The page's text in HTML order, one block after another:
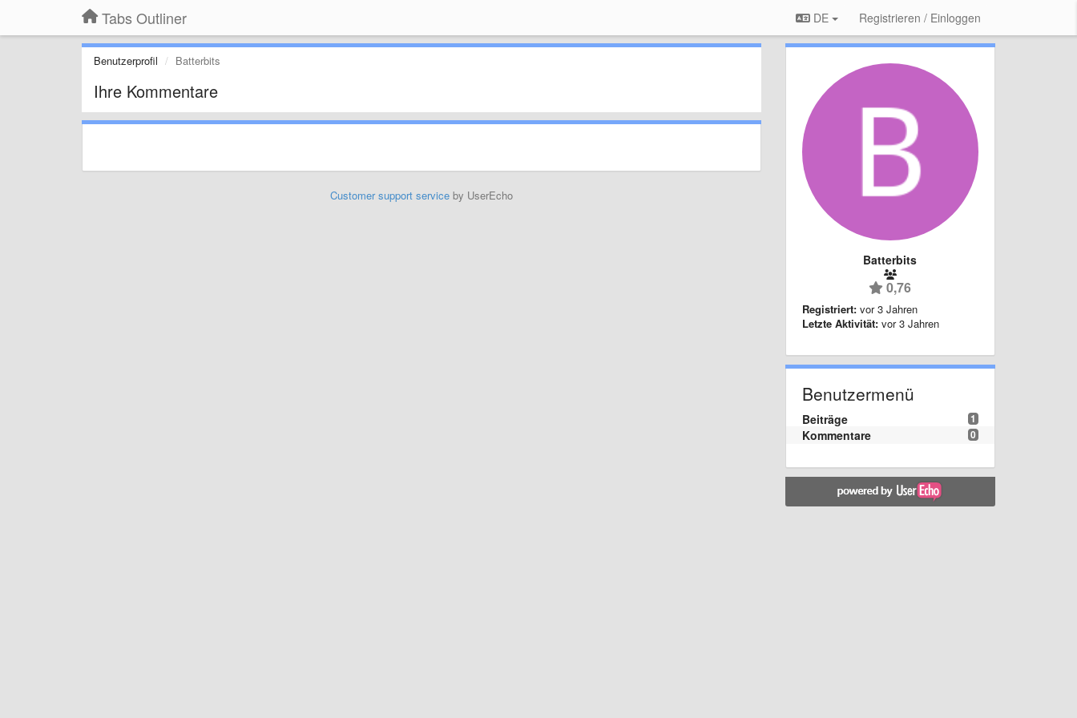
Tabs Outliner DE Registrieren / Einloggen
Benutzerprofil Batterbits
Ihre Kommentare
Customer support serviceby UserEcho
Batterbits
0,76
Registriert: vor 3 Jahren
Letzte Aktivität: vor 3 Jahren
Benutzermenü
1
Beiträge
0
Kommentare